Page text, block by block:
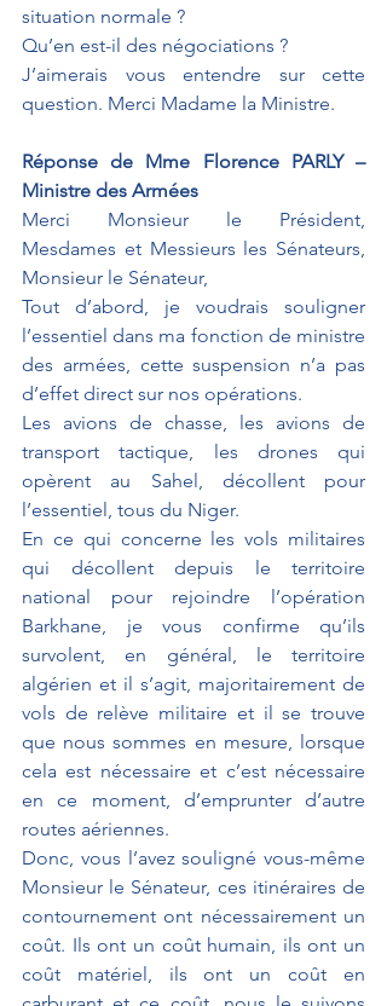
situation normale ?
Qu’en est-il des négociations ?
J’aimerais vous entendre sur cette
question. Merci Madame la Ministre.
Réponse de Mme Florence PARLY –
Ministre des Armées
Merci Monsieur le Président,
Mesdames et Messieurs les Sénateurs,
Monsieur le Sénateur,
Tout d’abord, je voudrais souligner
l’essentiel dans ma fonction de ministre
des armées, cette suspension n’a pas
d’effet direct sur nos opérations.
Les avions de chasse, les avions de
transport tactique, les drones qui
opèrent au Sahel, décollent pour
l’essentiel, tous du Niger.
En ce qui concerne les vols militaires
qui décollent depuis le territoire
national pour rejoindre l’opération
Barkhane, je vous confirme qu’ils
survolent, en général, le territoire
algérien et il s’agit, majoritairement de
vols de relève militaire et il se trouve
que nous sommes en mesure, lorsque
cela est nécessaire et c’est nécessaire
en ce moment, d’emprunter d’autre
routes aériennes.
Donc, vous l’avez souligné vous-même
Monsieur le Sénateur, ces itinéraires de
contournement ont nécessairement un
coût. Ils ont un coût humain, ils ont un
coût matériel, ils ont un coût en